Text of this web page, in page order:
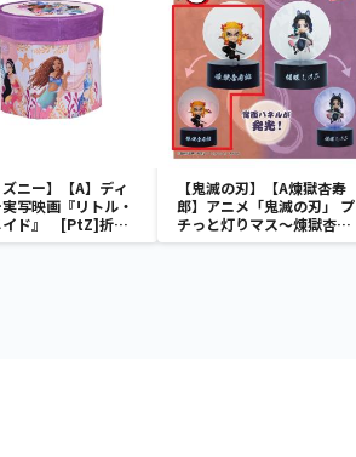
ズニー】【A】ディ
写映画『リトル・
イド』 [PtZ]折り
クスチェアー
【鬼滅の刃】【A煉獄杏寿
郎】アニメ「鬼滅の刃」 プ
チっと灯りマス～煉獄杏寿
郎・胡蝶しのぶ～